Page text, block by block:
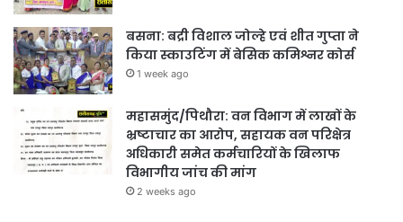
बसना: बद्री विशाल जोल्हे एवं शीत गुप्ता ने
किया स्काउटिंग में बेसिक कमिश्नर कोर्स
1 week ago
महासमुंद/पिथौरा: वन विभाग में लाखों के
भ्रष्टाचार का आरोप, सहायक वन परिक्षेत्र
अधिकारी समेत कर्मचारियों के खिलाफ
विभागीय जांच की मांग
2 weeks ago